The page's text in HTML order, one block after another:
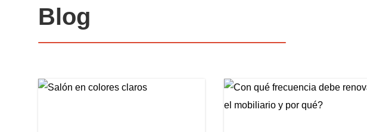
Blog